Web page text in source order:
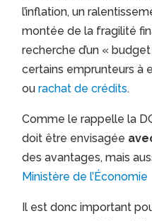
l’inflation, un
montée de la fragilité
recherche d’un «
certains emprunteurs à
ou rachat de crédits.
Comme le rappelle la
doit être envisagée
des avantages, mais
Ministère de l’Économie
Il est donc important